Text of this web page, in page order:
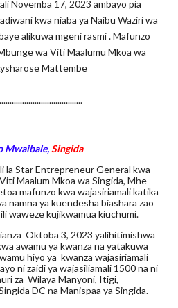
Novemba 17, 2023 ambayo pia
kwa niaba ya Naibu Waziri wa
alikuwa mgeni rasmi . Mafunzo
wa Viti Maalumu Mkoa wa
Mattembe
Mwaibale, Singida
la Star Entrepreneur General kwa
Maalum Mkoa wa Singida, Mhe
mafunzo kwa wajasiriamali katika
namna ya kuendesha biashara zao
waweze kujikwamua kiuchumi.
Oktoba 3, 2023 yalihitimishwa
awamu ya kwanza na yatakuwa
hiyo ya kwanza wajasiriamali
ni zaidi ya wajasiliamali 1500 na ni
za Wilaya Manyoni, Itigi,
DC na Manispaa ya Singida.